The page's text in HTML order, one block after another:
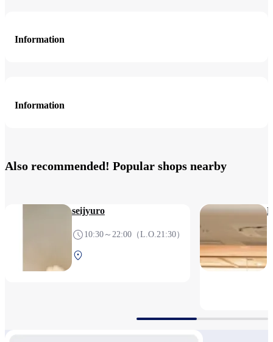
Information
Information
Also recommended! Popular shops nearby
seijyuro
10:30～22:00（L.O.21:30）